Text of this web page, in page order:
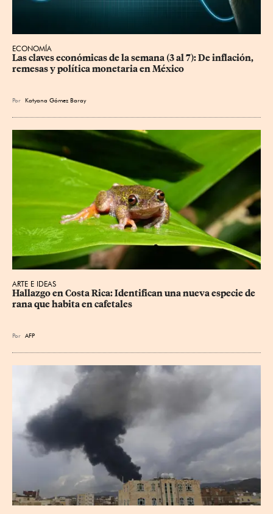
ECONOMÍA
Las claves económicas de la semana (3 al 7): De inflación,
remesas y política monetaria en México
Por Katyana Gómez Baray
ARTE E IDEAS
Hallazgo en Costa Rica: Identifican una nueva especie de
rana que habita en cafetales
Por AFP